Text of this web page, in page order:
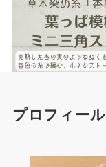
プロフィール